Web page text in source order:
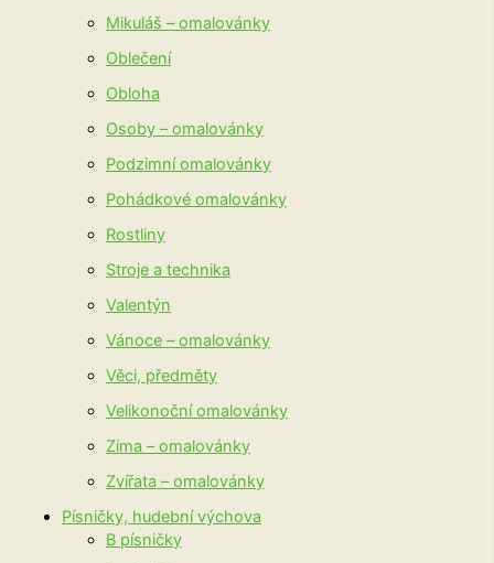
Mikuláš – omalovánky
Oblečení
Obloha
Osoby – omalovánky
Podzimní omalovánky
Pohádkové omalovánky
Rostliny
Stroje a technika
Valentýn
Vánoce – omalovánky
Věci, předměty
Velikonoční omalovánky
Zima – omalovánky
Zvířata – omalovánky
Písničky, hudební výchova
B písničky